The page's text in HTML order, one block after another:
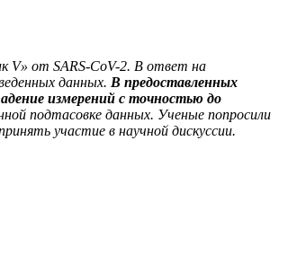
V» от SARS-CoV-2. В ответ на
данных. В предоставленных
измерений с точностью до
подтасовке данных. Ученые попросили
участие в научной дискуссии.